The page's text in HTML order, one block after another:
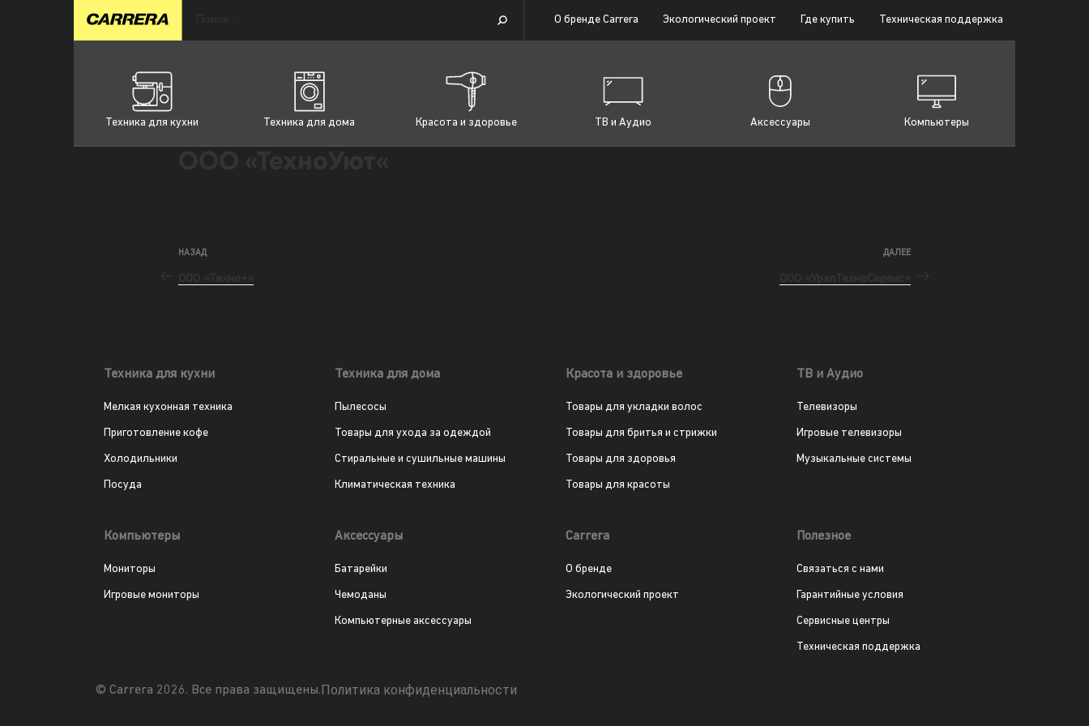
О бренде Carrera Экологический проект Где купить Техническая поддержка
Техника для кухни Техника для дома Красота и здоровье ТВ и Аудио Аксессуары Компьютеры
НАЗАД ДАЛЕЕ
Техника для кухни
Мелкая кухонная техника
Приготовление кофе
Холодильники
Посуда
Техника для дома
Пылесосы
Товары для ухода за одеждой
Стиральные и сушильные машины
Климатическая техника
Красота и здоровье
Товары для укладки волос
Товары для бритья и стрижки
Товары для здоровья
Товары для красоты
ТВ и Аудио
Телевизоры
Игровые телевизоры
Музыкальные системы
Компьютеры
Мониторы
Игровые мониторы
Аксессуары
Батарейки
Чемоданы
Компьютерные аксессуары
Carrera
О бренде
Экологический проект
Полезное
Связаться с нами
Гарантийные условия
Сервисные центры
Техническая поддержка
© Carrera 2026. Все права защищены.Политика конфиденциальности